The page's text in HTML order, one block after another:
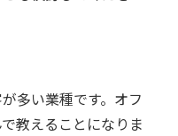
多い業種です。オフ
教えることになりま